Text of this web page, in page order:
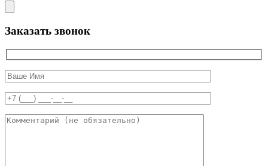
Заказать звонок